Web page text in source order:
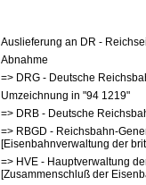
Auslieferung an DR -
Abnahme
=> DRG - Deutsche
Umzeichnung in "94 1219"
=> DRB - Deutsche
=> RBGD - Reichsbahn-
[Eisenbahnverwaltung der
=> HVE - Hauptverwaltung
[Zusammenschluß der